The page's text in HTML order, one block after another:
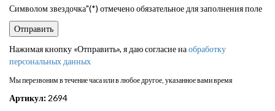
Символом звездочка"(*) отмечено обязательное для заполнения поле
Нажимая кнопку «Отправить», я даю согласие наобработку
персональных данных
Мы перезвоним в течение часа или в любое другое, указанное вами время
Артикул: 2694